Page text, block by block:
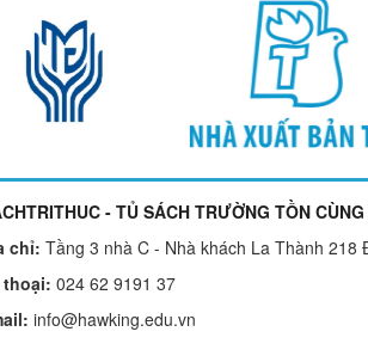
- TỦ SÁCH TRƯỜNG TỒN
chỉ: Tầng 3 nhà C - Nhà khách La Thành
024 62 9191 37
info@hawking.edu.vn